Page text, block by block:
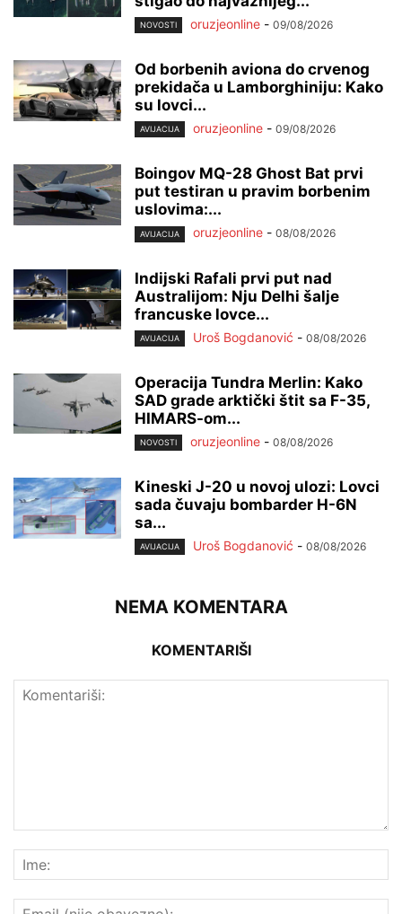
NOVOSTI oruzjeonline - 09/08/2026
Od borbenih aviona do crvenog
prekidača u Lamborghiniju: Kako
su lovci...
AVIJACIJA oruzjeonline - 09/08/2026
Boingov MQ-28 Ghost Bat prvi
put testiran u pravim borbenim
uslovima:...
AVIJACIJA oruzjeonline - 08/08/2026
Indijski Rafali prvi put nad
Australijom: Nju Delhi šalje
francuske lovce...
AVIJACIJA Uroš Bogdanović - 08/08/2026
Operacija Tundra Merlin: Kako
SAD grade arktički štit sa F-35,
HIMARS-om...
NOVOSTI oruzjeonline - 08/08/2026
Kineski J-20 u novoj ulozi: Lovci
sada čuvaju bombarder H-6N
sa...
AVIJACIJA Uroš Bogdanović - 08/08/2026
NEMA KOMENTARA
KOMENTARIŠI